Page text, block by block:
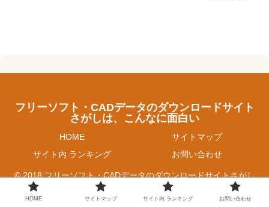
フリーソフト・CADデータのダウンロードサイト
さがしは、こんなに面白い
HOME
サイトマップ
サイト内 ランキング
お問い合わせ
© 2018 フリーソフト・CADデータのダウンロードサイトさがし
は、こんなに面白い.
HOME サイトマップ サイト内 ランキング お問い合わせ